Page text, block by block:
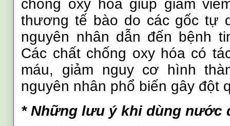
chống oxy hóa giúp giảm
thương tế bào do các gốc tự
nguyên nhân dẫn đến bệnh
Các chất chống oxy hóa có
máu, giảm nguy cơ hình
nguyên nhân phổ biến gây đột
* Những lưu ý khi dùng nước